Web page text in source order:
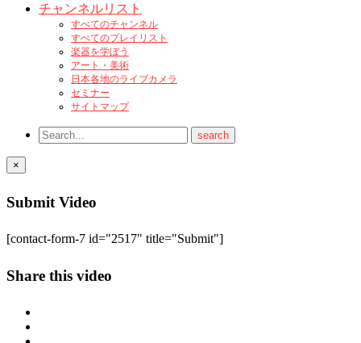
チャンネルリスト
すべてのチャンネル
すべてのプレイリスト
楽器を学ぼう
アート・美術
日本各地のライブカメラ
セミナー
サイトマップ
×
Submit Video
[contact-form-7 id="2517" title="Submit"]
Share this video